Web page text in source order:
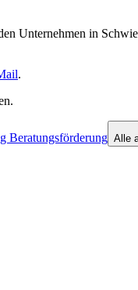
Unternehmen in
.
Beratungsförderung Alle